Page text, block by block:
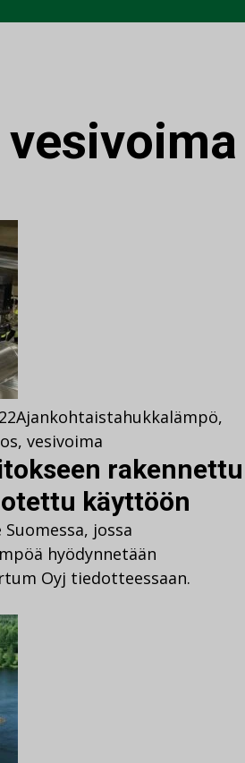
vesivoima
Ajankohtaistahukkalämpö,
, vesivoima
rakennettu
käyttöön
jossa
hyödynnetään
Oyj tiedotteessaan.